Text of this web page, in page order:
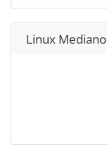
Linux Mediano